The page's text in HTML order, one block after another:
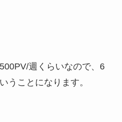
週くらいなので、6
うことになります。